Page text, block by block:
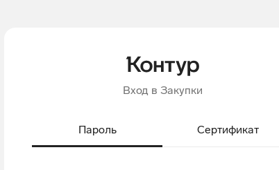
Вход в Закупки
Пароль Сертификат